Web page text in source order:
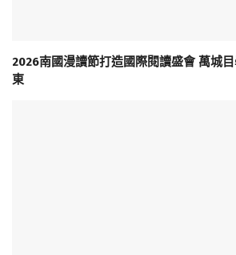
2026南國漫讀節打造國際閱讀盛會 萬城
東